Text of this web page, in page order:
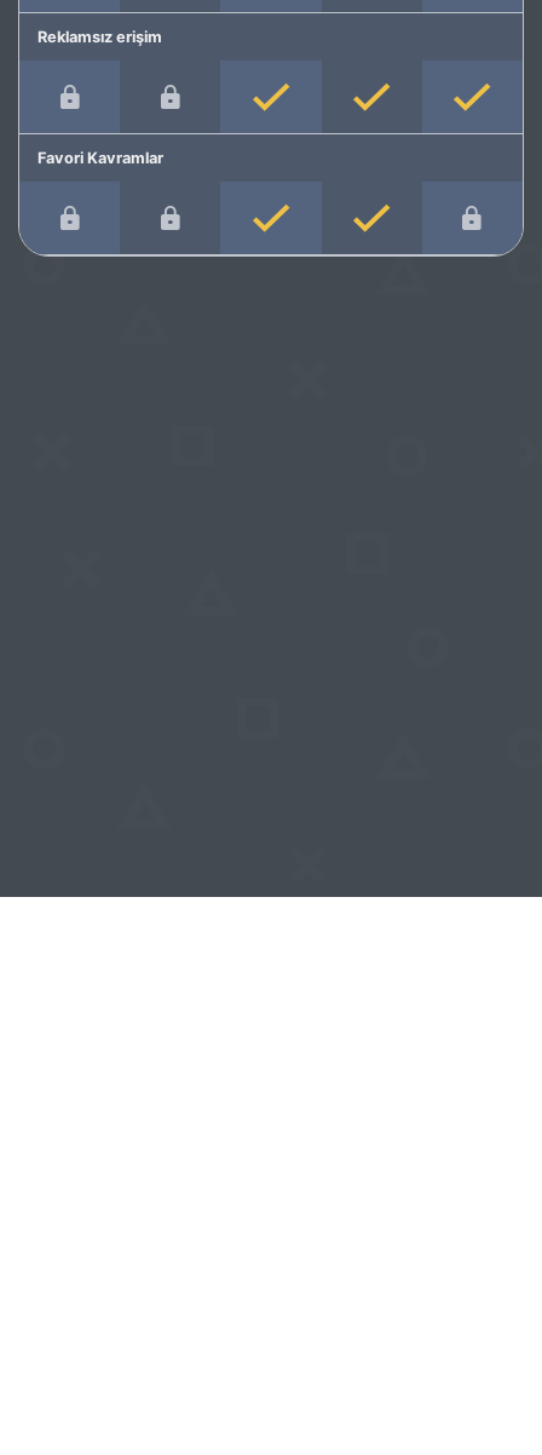
Reklamsız erişim
Favori Kavramlar